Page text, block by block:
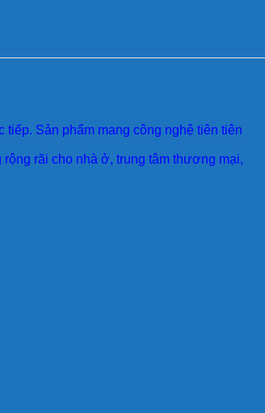
Sản phẩm mang công nghệ tiên tiên
rãi cho nhà ở, trung tâm thương mại,